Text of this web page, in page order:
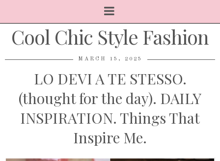
Cool Chic Style Fashion
MARCH 15, 2025
LO DEVI A TE STESSO.
(thought for the day). DAILY
INSPIRATION. Things That
Inspire Me.